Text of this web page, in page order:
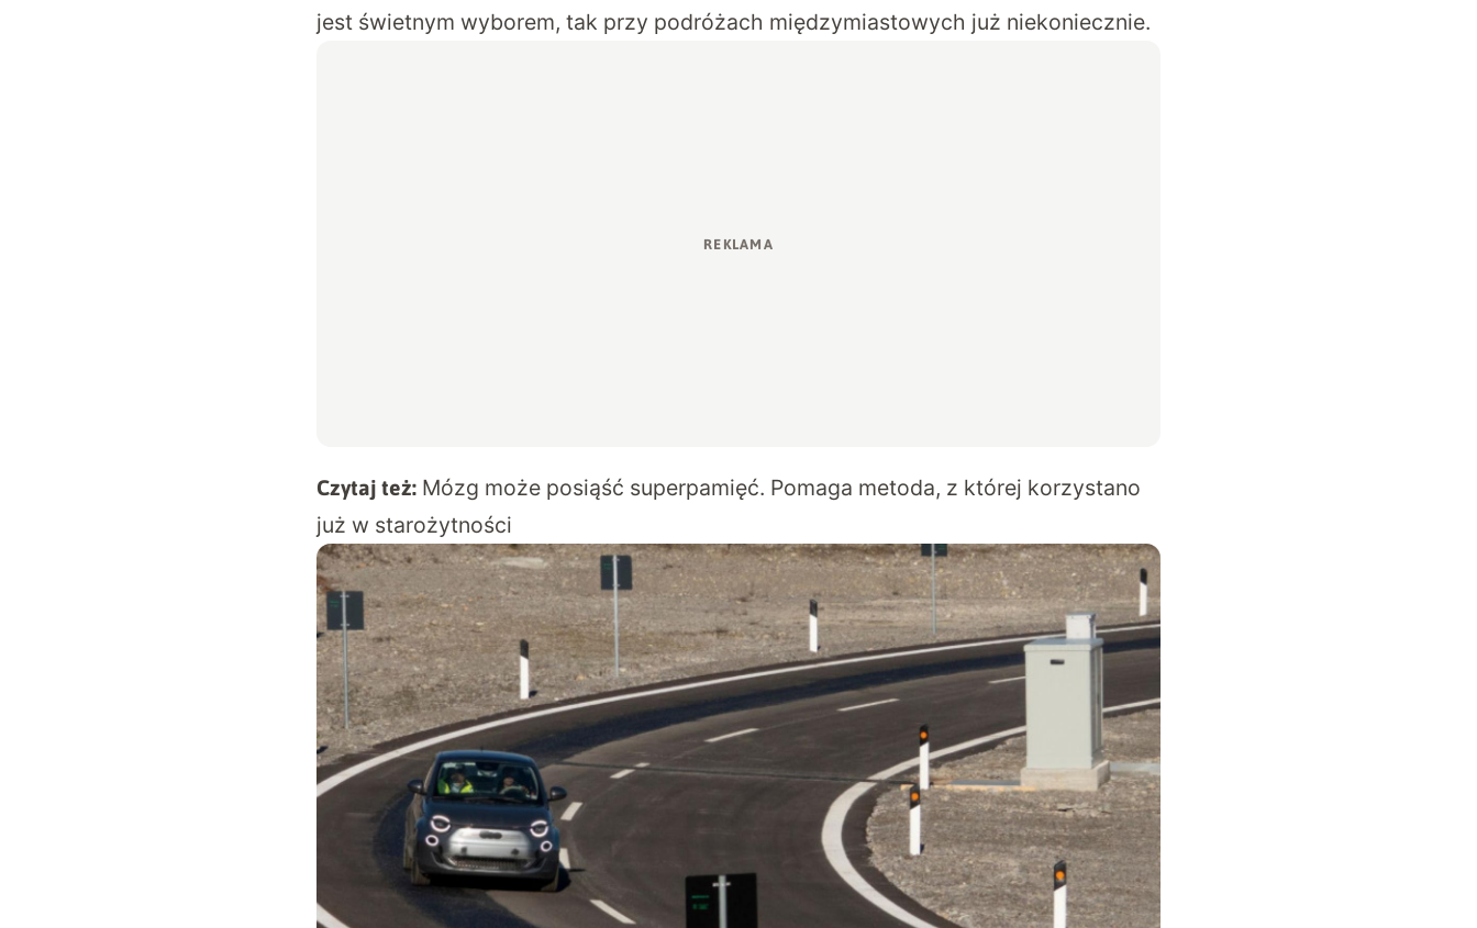
jest świetnym wyborem, tak przy podróżach międzymiastowych już niekoniecznie.
Czytaj też: Mózg może posiąść superpamięć. Pomaga metoda, z której korzystano
już w starożytności